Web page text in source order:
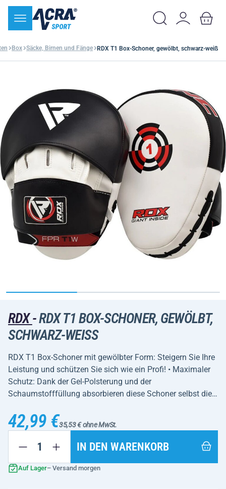
Box Säcke, Birnen und Fänge RDX T1 Box-Schoner, gewölbt, schwarz-weiß
RDX-RDX T1 BOX-SCHONER, GEWÖLBT,
SCHWARZ-WEISS
RDX T1 Box-Schoner mit gewölbter Form: Steigern Sie Ihre
Leistung und schützen Sie sich wie ein Profi! • Maximaler
Schutz: Dank der Gel-Polsterung und der
Schaumstofffüllung absorbieren diese Schoner selbst die…
42,99 €35,53 € ohne MwSt.
IN DEN WARENKORB
Auf Lager– Versand morgen